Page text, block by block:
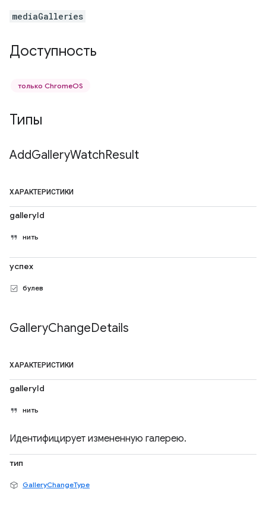
mediaGalleries
Доступность
только ChromeOS
Типы
AddGalleryWatchResult
ХАРАКТЕРИСТИКИ
galleryId
нить
успех
булев
GalleryChangeDetails
ХАРАКТЕРИСТИКИ
galleryId
нить
Идентифицирует измененную галерею.
тип
GalleryChangeType